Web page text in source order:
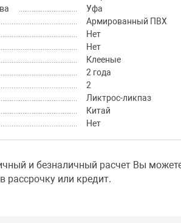
Уфа
Армированный ПВХ
Нет
Нет
Клееные
2 года
2
Ликтрос-ликпаз
Китай
Нет
и безналичный расчет Вы
рассрочку или кредит.